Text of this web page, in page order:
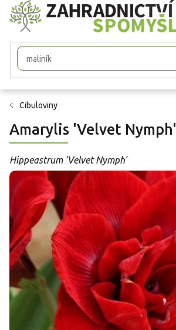
Přejít
na
obsah
Cibuloviny
Amarylis 'Velvet Nymph'
Hippeastrum 'Velvet Nymph'